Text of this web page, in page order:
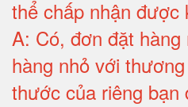
thể chấp nhận được
A: Có, đơn đặt
hàng nhỏ với
thước của riêng bạn